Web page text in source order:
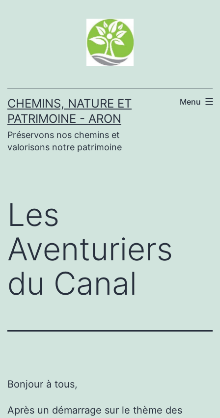
CHEMINS, NATURE ET
PATRIMOINE - ARON
Préservons nos chemins et
valorisons notre patrimoine
Menu
Les
Aventuriers
du Canal
Bonjour à tous,
Après un démarrage sur le thème des